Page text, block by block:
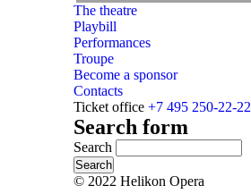
The theatre
Playbill
Performances
Troupe
Become a sponsor
Contacts
Ticket office +7 495 250-22-22
Search form
Search
© 2022 Helikon Opera